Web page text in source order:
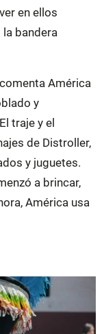
en ellos
bandera
América
y
traje y el
de Distroller,
y juguetes.
a brincar,
América usa